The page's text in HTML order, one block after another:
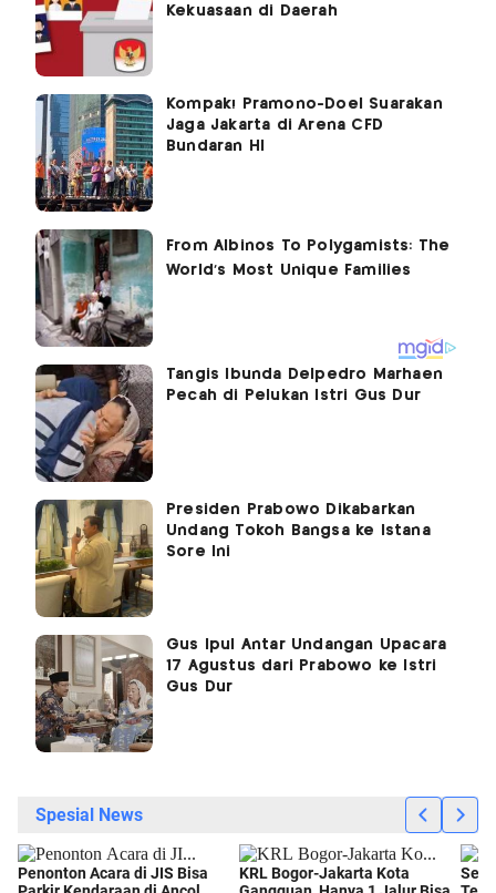
Kekuasaan di Daerah
Kompak! Pramono-Doel Suarakan
Jaga Jakarta di Arena CFD
Bundaran HI
Tangis Ibunda Delpedro Marhaen
Pecah di Pelukan Istri Gus Dur
Presiden Prabowo Dikabarkan
Undang Tokoh Bangsa ke Istana
Sore Ini
Gus Ipul Antar Undangan Upacara
17 Agustus dari Prabowo ke Istri
Gus Dur